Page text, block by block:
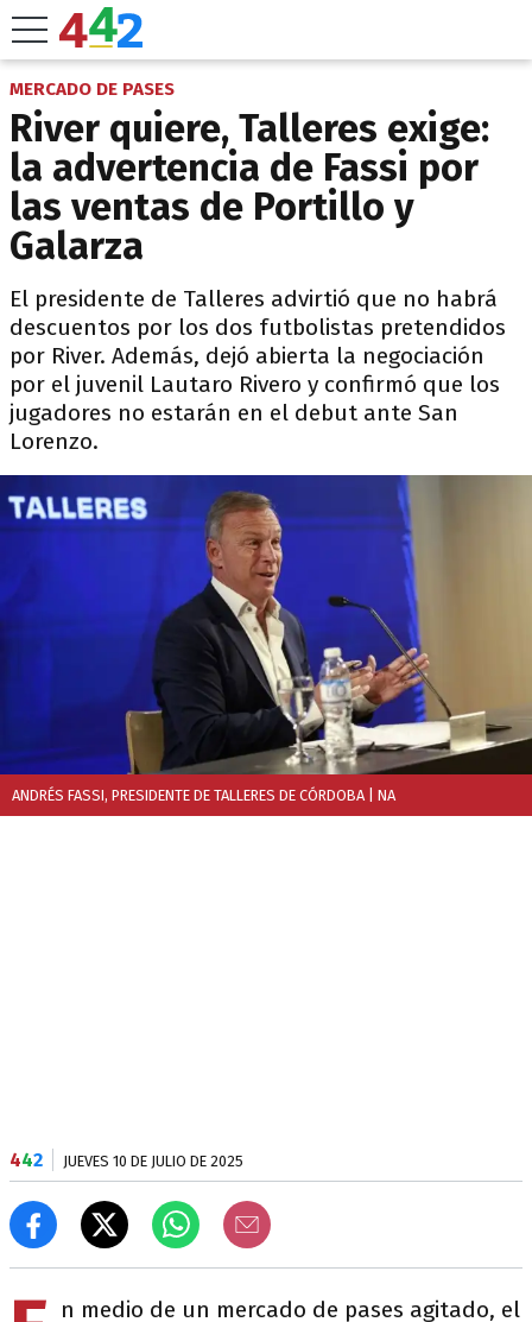
MERCADO DE PASES
River quiere, Talleres exige:
la advertencia de Fassi por
las ventas de Portillo y
Galarza
El presidente de Talleres advirtió que no habrá
descuentos por los dos futbolistas pretendidos
por River. Además, dejó abierta la negociación
por el juvenil Lautaro Rivero y confirmó que los
jugadores no estarán en el debut ante San
Lorenzo.
ANDRÉS FASSI, PRESIDENTE DE TALLERES DE CÓRDOBA | NA
442 JUEVES 10 DE JULIO DE 2025
n medio de un mercado de pases agitado, el